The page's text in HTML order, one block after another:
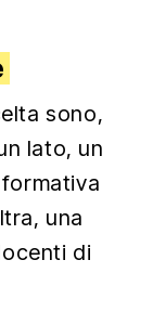
sono,
lato, un
una
di